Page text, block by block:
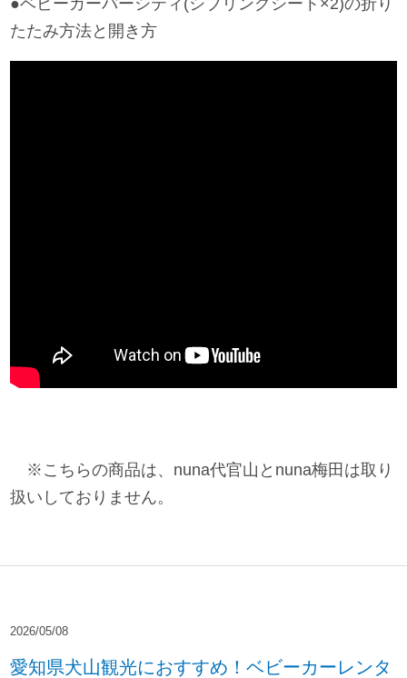
●ベビーカーバーシティ(シブリングシート×2)の折り
たたみ方法と開き方
※こちらの商品は、nuna代官山とnuna梅田は取り
扱いしておりません。
2026/05/08
愛知県犬山観光におすすめ！ベビーカーレンタ